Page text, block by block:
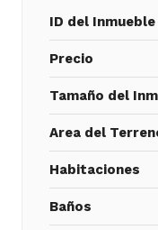
ID del Inmueble
Precio
Tamaño del
Area del
Habitaciones
Baños